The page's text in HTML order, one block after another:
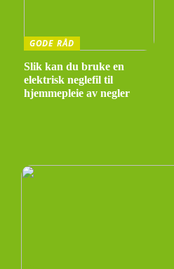
GODE RÅD
Slik kan du bruke en
elektrisk neglefil til
hjemmepleie av negler